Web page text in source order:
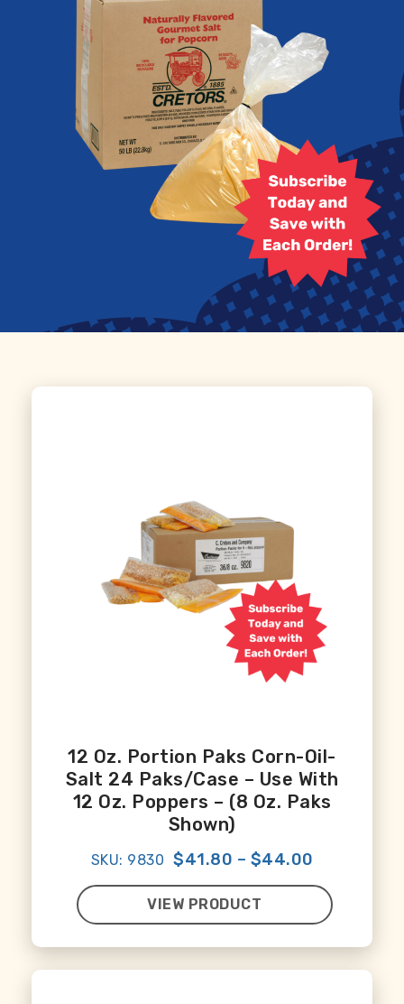
12 Oz. Portion Paks Corn-Oil-
Salt 24 Paks/case – Use With
12 Oz. Poppers – (8 Oz. Paks
Shown)
SKU: 9830 $41.80 – $44.00
VIEW PRODUCT